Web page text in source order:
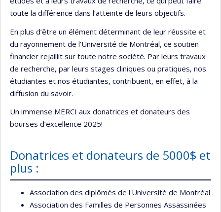
toute la différence dans l’atteinte de leurs objectifs.
En plus d’être un élément déterminant de leur réussite et
du rayonnement de l’Université de Montréal, ce soutien
financier rejaillit sur toute notre société. Par leurs travaux
de recherche, par leurs stages cliniques ou pratiques, nos
étudiantes et nos étudiantes, contribuent, en effet, à la
diffusion du savoir.
Un immense MERCI aux donatrices et donateurs des
bourses d’excellence 2025!
Donatrices et donateurs de 5000$ et
plus :
Association des diplômés de l'Université de Montréal
Association des Familles de Personnes Assassinées